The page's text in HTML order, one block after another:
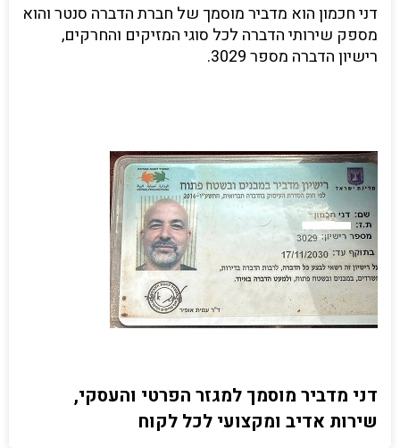
דני חכמון הוא מדביר מוסמך של חברת הדברה סנטר והוא
מספק שירותי הדברה לכל סוגי המזיקים והחרקים,
רישיון הדברה מספר 3029.
דני מדביר מוסמך למגזר הפרטי והעסקי,
שירות אדיב ומקצועי לכל לקוח